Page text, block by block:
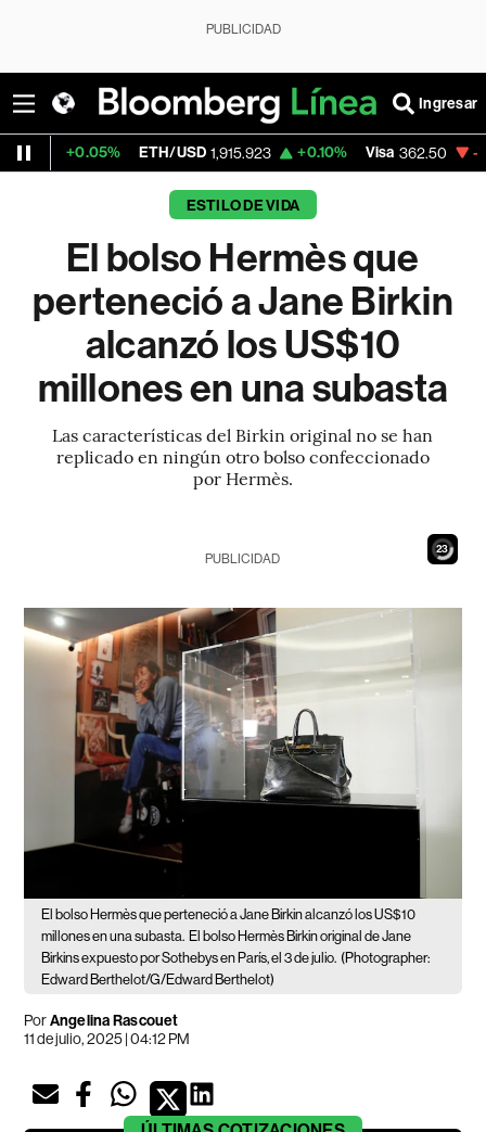
PUBLICIDAD
Ingresar
ETH/USD 1,915.923 +0.10% Visa 362.50 -2.15%
ESTILO DE VIDA
El bolso Hermès que
perteneció a Jane Birkin
alcanzó los US$10
millones en una subasta
Las características del Birkin original no se han
replicado en ningún otro bolso confeccionado
por Hermès.
21
PUBLICIDAD
El bolso Hermès que perteneció a Jane Birkin alcanzó los US$10
millones en una subasta. El bolso Hermès Birkin original de Jane
Birkins expuesto por Sothebys en París, el 3 de julio. (Photographer:
Edward Berthelot/G/Edward Berthelot)
PorAngelina Rascouet
11 de julio, 2025 | 04:12 PM